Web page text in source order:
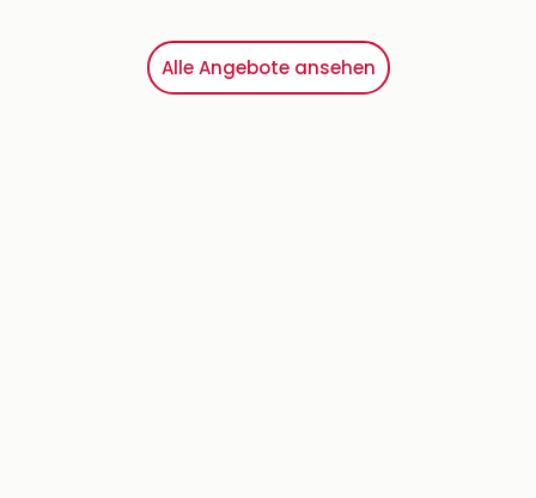
Alle Angebote ansehen